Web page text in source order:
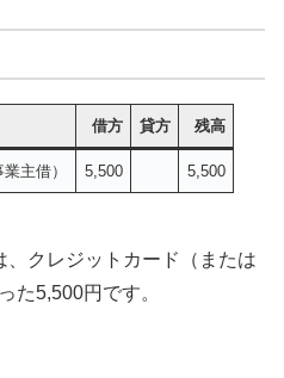
借方 貸方 残高
主借） 5,500 5,500
クレジットカード（または
た5,500円です。